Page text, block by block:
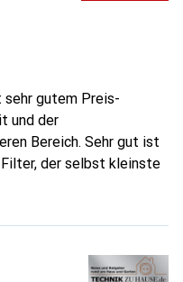
gutem Preis-
und der
Bereich. Sehr gut ist
der selbst kleinste